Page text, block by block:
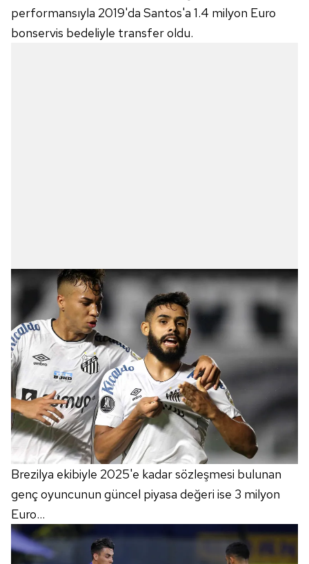
performansıyla 2019'da Santos'a 1.4 milyon Euro
bonservis bedeliyle transfer oldu.
Brezilya ekibiyle 2025'e kadar sözleşmesi bulunan
genç oyuncunun güncel piyasa değeri ise 3 milyon
Euro...